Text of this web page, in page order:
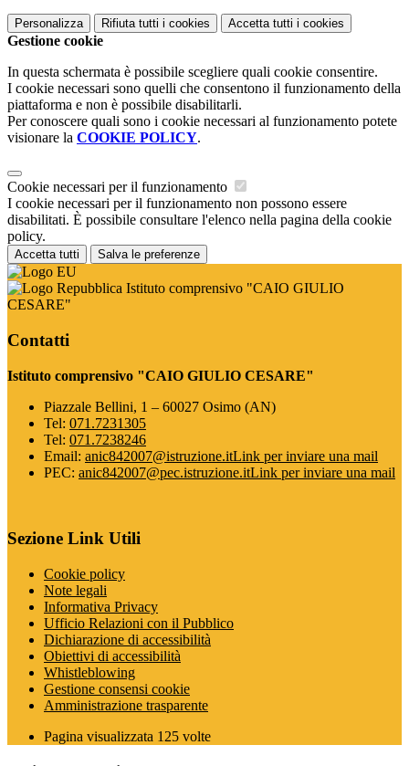
Personalizza Rifiuta tutti i cookies Accetta tutti i cookies
Gestione cookie
In questa schermata è possibile scegliere quali cookie consentire.
I cookie necessari sono quelli che consentono il funzionamento della
piattaforma e non è possibile disabilitarli.
Per conoscere quali sono i cookie necessari al funzionamento potete
visionare la COOKIE POLICY.
Cookie necessari per il funzionamento
I cookie necessari per il funzionamento non possono essere
disabilitati. È possibile consultare l'elenco nella pagina della cookie
policy.
Accetta tutti Salva le preferenze
Istituto comprensivo "CAIO GIULIO
CESARE"
Contatti
Istituto comprensivo "CAIO GIULIO CESARE"
Piazzale Bellini, 1 – 60027 Osimo (AN)
Tel: 071.7231305
Tel: 071.7238246
Email: anic842007@istruzione.itLink per inviare una mail
PEC: anic842007@pec.istruzione.itLink per inviare una mail
Sezione Link Utili
Cookie policy
Note legali
Informativa Privacy
Ufficio Relazioni con il Pubblico
Dichiarazione di accessibilità
Obiettivi di accessibilità
Whistleblowing
Gestione consensi cookie
Amministrazione trasparente
Pagina visualizzata 125 volte